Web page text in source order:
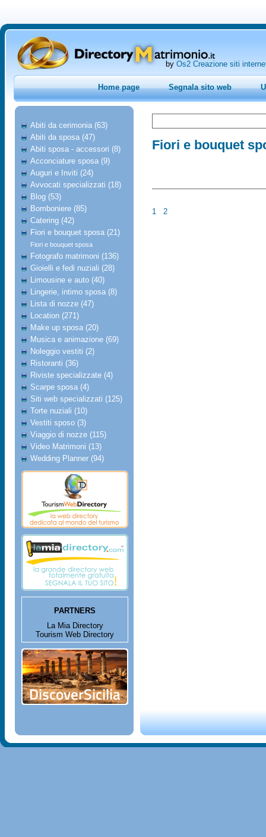
by Os2 Creazione siti
Home page Segnala sito web
Abiti da cerimonia (63)
Abiti da sposa (47)
Abiti sposa - accessori (8)
Acconciature sposa (9)
Auguri e Inviti (24)
Avvocati specializzati (18)
Blog (53)
Bomboniere (85)
Catering (42)
Fiori e bouquet sposa (21)
Fiori e bouquet sposa
Fotografo matrimoni (136)
Gioielli e fedi nuziali (28)
Limousine e auto (40)
Lingerie, intimo sposa (8)
Lista di nozze (47)
Location (271)
Make up sposa (20)
Musica e animazione (69)
Noleggio vestiti (2)
Ristoranti (36)
Riviste specializzate (4)
Scarpe sposa (4)
Siti web specializzati (125)
Torte nuziali (10)
Vestiti sposo (3)
Viaggio di nozze (115)
Video Matrimoni (13)
Wedding Planner (94)
PARTNERS
La Mia Directory
Tourism Web Directory
Fiori e bouquet
1 2